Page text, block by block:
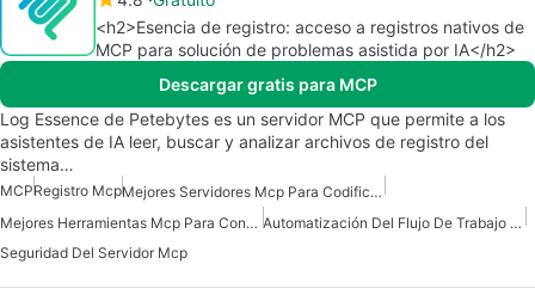
<h2>Esencia de registro: acceso a registros nativos de
MCP para solución de problemas asistida por IA</h2>
Descargar gratis para MCP
Log Essence de Petebytes es un servidor MCP que permite a los
asistentes de IA leer, buscar y analizar archivos de registro del
sistema…
MCPRegistro Mcp
Mejores Servidores Mcp Para Codificación
Mejores Herramientas Mcp Para Construir Agentes De Ia
Automatización Del Flujo De Trabajo Del Servidor Mcp
Seguridad Del Servidor Mcp